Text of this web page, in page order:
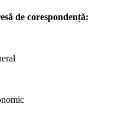
de corespondență: